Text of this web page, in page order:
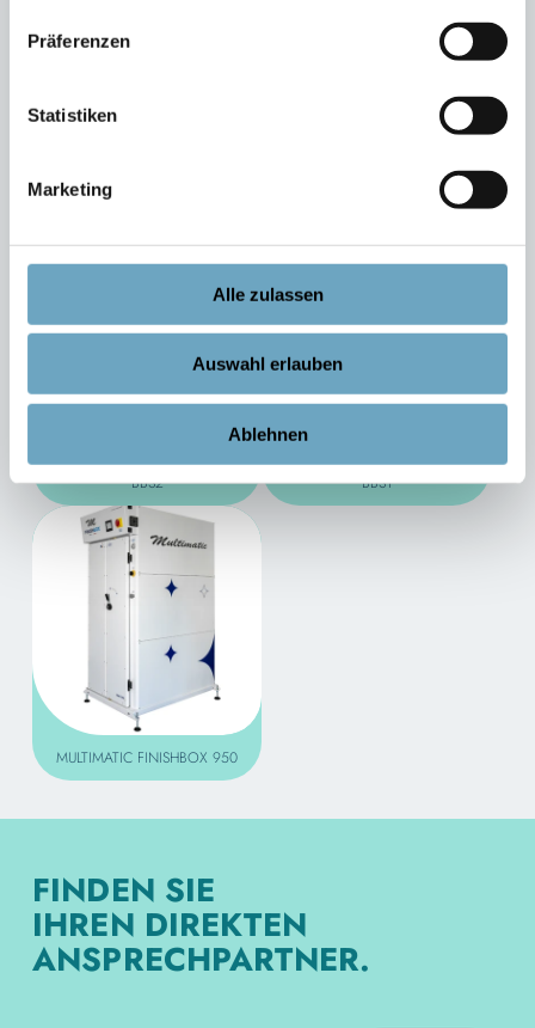
Präferenzen
Statistiken
Marketing
Alle zulassen
Auswahl erlauben
Ablehnen
MANSCHETTEN-PRESSE RO
MULTIMATIC BÜGELTISCH
BBS2
MULTIMATIC BÜGELTISCH
BBS1
MULTIMATIC FINISHBOX 950
FINDEN SIE
IHREN DIREKTEN
ANSPRECH­PARTNER.